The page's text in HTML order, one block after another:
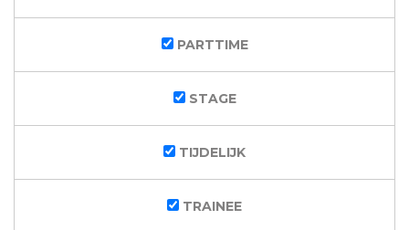
PARTTIME
STAGE
TIJDELIJK
TRAINEE